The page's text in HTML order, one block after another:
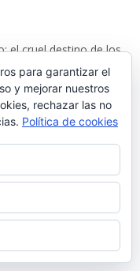
el cruel destino de los
golpe militar de 1936
una enseñanza
coletazos de una
El Puerto se vistió
para garantizar el
y mejorar nuestros
rechazar las no
Política de cookies